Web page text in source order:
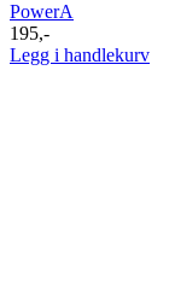
PowerA
195,-
Legg i handlekurv